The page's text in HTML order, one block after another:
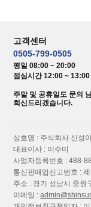
고객센터
0505-799-0505
평일 08:00 ~ 20:00
점심시간 12:00 ~ 13:00
주말 및 공휴일도 문의
회신드리겠습니다.
상호명 : 주식회사 신성
대표이사 : 이수미
사업자등록번호 : 488-
통신판매업신고번호 :
주소 : 경기 성남시 중원
이메일 :